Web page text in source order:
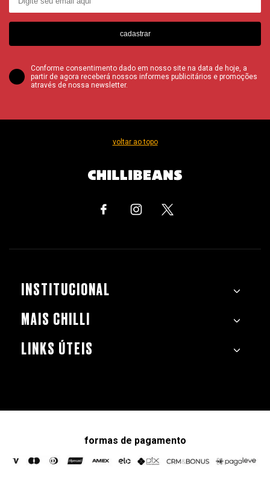
cadastrar
Conforme consentimento dado em nosso site na data de hoje, a
partir de agora receberá nossos informes publicitários e promoções
através de nossa newsletter.
voltar ao topo
INSTITUCIONAL
MAIS CHILLI
LINKS ÚTEIS
formas de pagamento